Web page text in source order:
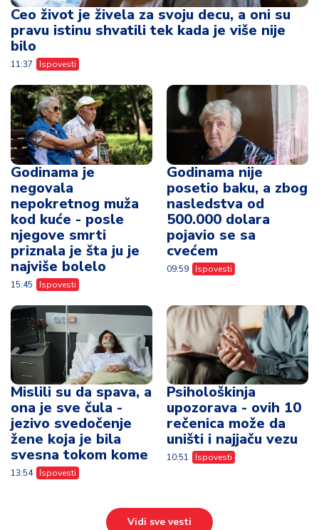
Ceo život je živela za svoju decu, a oni su
pravu istinu shvatili tek kada je više nije
bilo
11:37 Ispovesti
Godinama je
negovala
nepokretnog muža
kod kuće - posle
njegove smrti
priznala je šta ju je
najviše bolelo
15:45 Ispovesti
Godinama nije
posetio baku, a zbog
nasledstva od
500.000 dolara
pojavio se sa
cvećem
09:59 Ispovesti
Mislili su da spava, a
ona je sve čula -
jezivo svedočenje
žene koja je bila
svesna tokom kome
13:54 Ispovesti
Psihološkinja
upozorava - ovih 10
rečenica može da
uništi i najjaču vezu
10:51 Ispovesti
Vidi sve vesti